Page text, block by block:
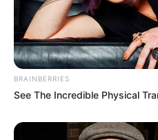
BRAINBERRIES
See The Incredible Physical